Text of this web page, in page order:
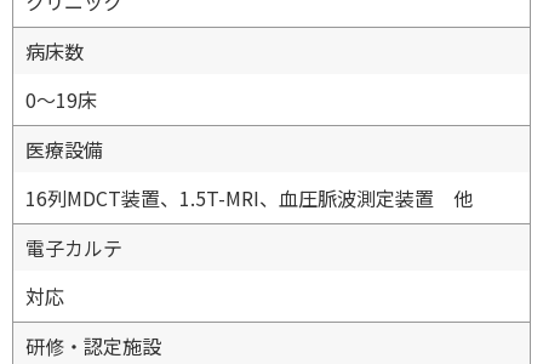
病床数
0〜19床
医療設備
16列MDCT装置、1.5T-MRI、血圧脈波測定装置 他
電子カルテ
対応
研修・認定施設